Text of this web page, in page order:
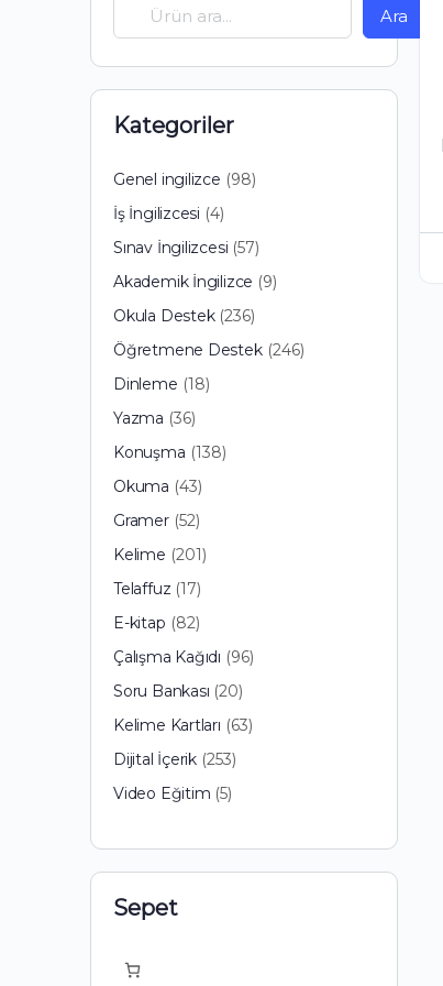
Ara
Kategoriler
Genel ingilizce 9898
İş İngilizcesi 44
Sınav İngilizcesi 5757
Akademik İngilizce
99
Okula Destek 236236
Öğretmene Destek 246246
Dinleme 1818
Yazma 3636
Konuşma 138138
Okuma 4343
Gramer 5252
Kelime 201201
Telaffuz 1717
E-kitap 8282
Çalışma Kağıdı
9696
Soru Bankası 2020
Kelime Kartları 6363
Dijital İçerik 253253
Video Eğitim 55
Sepet